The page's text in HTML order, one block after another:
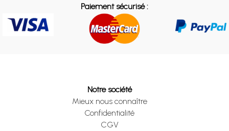
Paiement sécurisé :
Notre société
Mieux nous connaître
Confidentialité
CGV